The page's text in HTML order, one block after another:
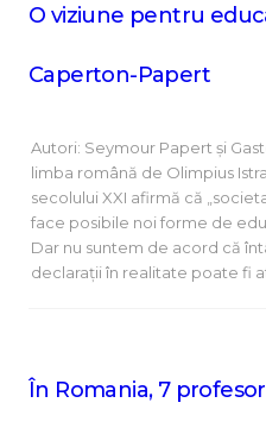
O viziune pentru
Caperton-Papert
Autori: Seymour Papert și
limba română de Olimpius
secolului XXI afirmă că
face posibile noi forme de
Dar nu suntem de acord că
declarații în realitate poate fi
În Romania, 7